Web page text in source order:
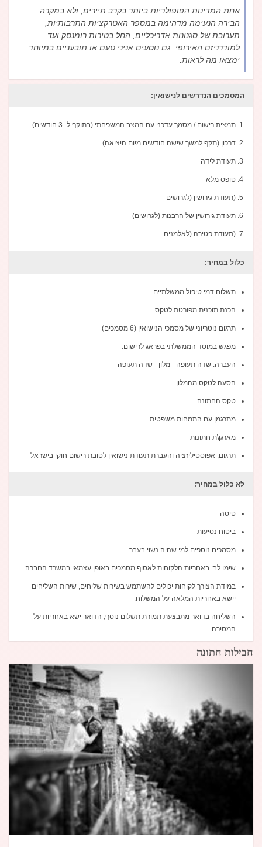
אחת המדינות הפופולריות ביותר בקרב תיירים, ולא במקרה.
הבירה הנעימה מדהימה במספר האטרקציות התרבותיות,
תערובת של סגנונות אדריכליים, החל בטירות רומנסק ועד
למודרניזם האירופי. גם נוסעים אניני טעם או תובעניים במיוחד
ימצאו מה לראות.
המסמכים הנדרשים לנישואין:
תמצית רישום / מסמך עדכני עם המצב המשפחתי (בתוקף ל -3 חודשים)
דרכון (תקף למשך שישה חודשים מיום היציאה)
תעודת לידה
טופס מלא
(תעודת גירושין (לגרושים
תעודת גירושין של הרבנות (לגרושים)
(תעודת פטירה (לאלמנים
כלול במחיר:
תשלום דמי טיפול ממשלתיים
הכנת תוכנית מפורטת לטקס
תרגום נוטריוני של מסמכי הנישואין (6 מסמכים)
מפגש במוסד הממשלתי בפראג לרישום.
העברה: שדה תעופה - מלון - שדה תעופה
הסעה לטקס מהמלון
טקס החתונה
מתרגמן עם התמחות משפטית
מארגן\ת חתונות
תרגום, אפוסטיליזציה והעברת תעודת נישואין לטובת רישום חוקי בישראל
לא כלול במחיר:
טיסה
ביטוח נסיעות
מסמכים נוספים למי שהיה נשוי בעבר
שימו לב: באחריות הלקוחות לאסוף מסמכים באופן עצמאי במשרד החברה.
במידת הצורך לקוחות יכולים להשתמש בשירות שליחים, שירות השליחים
יישא באחריות המלאה על המשלוח.
השליחה בדואר מתבצעת תמורת תשלום נוסף, הדואר ישא באחריות על
המסירה.
חבילות חתונה